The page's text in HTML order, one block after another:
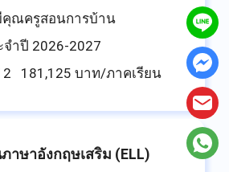
คุณครูสอนการบ้าน
ำปี 2026-2027
181,125 บาท/ภาคเรียน
าษาอังกฤษเสริม (ELL)